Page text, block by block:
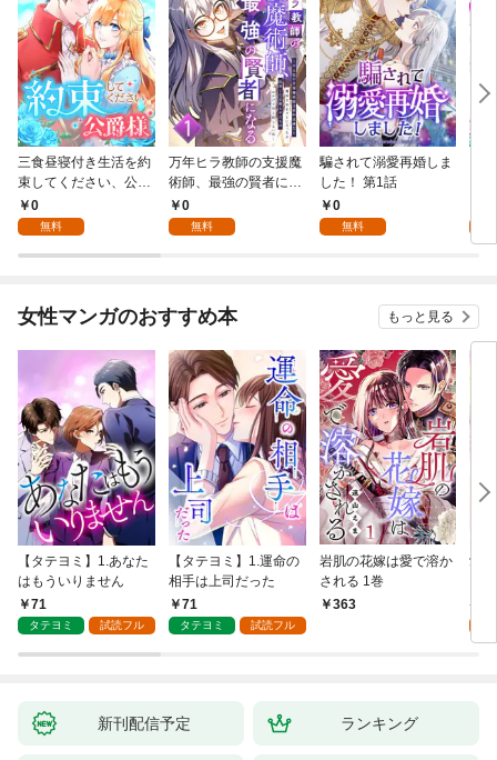
三食昼寝付き生活を約
束してください、公爵
様 1話
0
無料
万年ヒラ教師の支援魔
術師、最強の賢者にな
る～不人気の支援魔術
師は給料泥棒だと魔術
らない件～ 第1話
0
無料
騙されて溺愛再婚しま
した！ 第1話
0
無料
女性マンガのおすすめ本 もっと見る
【タテヨミ】1.あなた
はもういりません
71
タテヨミ 試読フル
【タテヨミ】1.運命の
相手は上司だった
71
タテヨミ 試読フル
岩肌の花嫁は愛で溶か
される 1巻
363
愛
新刊配信予定 ランキング